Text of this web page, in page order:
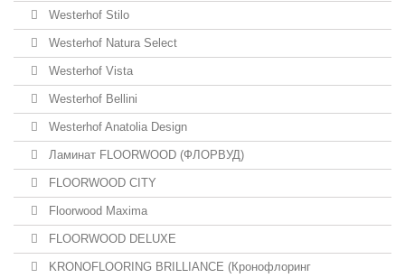
Westerhof Stilo
Westerhof Natura Select
Westerhof Vista
Westerhof Bellini
Westerhof Anatolia Design
Ламинат FLOORWOOD (ФЛОРВУД)
FLOORWOOD CITY
Floorwood Maxima
FLOORWOOD DELUXE
KRONOFLOORING BRILLIANCE (Кронофлоринг